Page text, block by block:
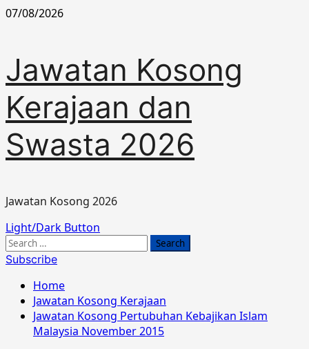
Skip
07/08/2026
Jawatan Kosong
Kerajaan dan
Swasta 2026
Jawatan Kosong 2026
Primary
Menu
Light/Dark Button
Search
for:
Subscribe
Home
Jawatan Kosong Kerajaan
Jawatan Kosong Pertubuhan Kebajikan Islam
Malaysia November 2015